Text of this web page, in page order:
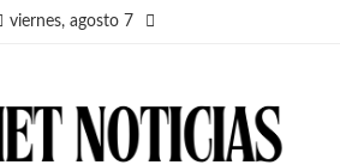
viernes, agosto 7